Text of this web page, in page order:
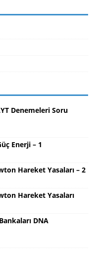
Denemeleri Soru
Enerji – 1
Hareket Yasaları – 2
Hareket Yasaları
DNA